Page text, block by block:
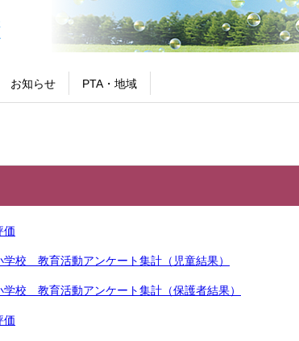
お知らせ PTA・地域
価
校 教育活動アンケート集計（児童結果）
校 教育活動アンケート集計（保護者結果）
価